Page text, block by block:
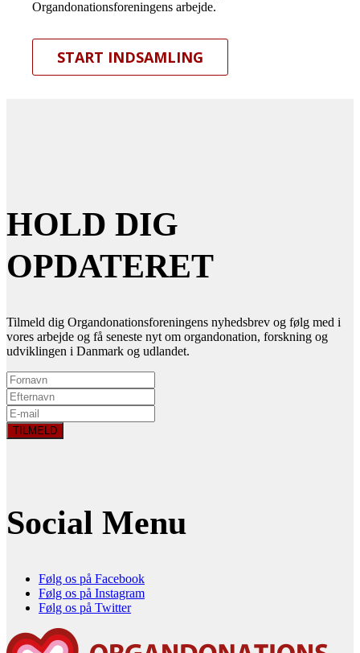
Organdonationsforeningens arbejde.
START INDSAMLING
HOLD DIG
OPDATERET
Tilmeld dig Organdonationsforeningens nyhedsbrev og følg med i
vores arbejde og få seneste nyt om organdonation, forskning og
udviklingen i Danmark og udlandet.
Social Menu
Følg os på Facebook
Følg os på Instagram
Følg os på Twitter